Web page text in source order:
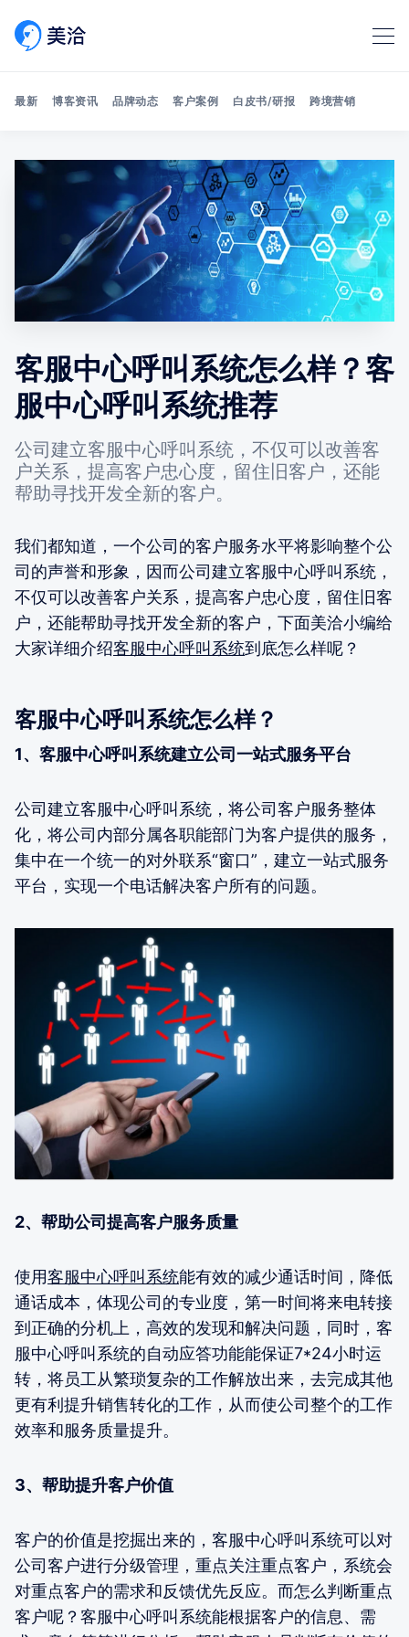
Search 美洽博客
最新 博客资讯 品牌动态 客户案例 白皮书/研报 跨境营销
客服中心呼叫系统怎么样？客
服中心呼叫系统推荐
公司建立客服中心呼叫系统，不仅可以改善客
户关系，提高客户忠心度，留住旧客户，还能
帮助寻找开发全新的客户。
我们都知道，一个公司的客户服务水平将影响整个公
司的声誉和形象，因而公司建立客服中心呼叫系统，
不仅可以改善客户关系，提高客户忠心度，留住旧客
户，还能帮助寻找开发全新的客户，下面美洽小编给
大家详细介绍客服中心呼叫系统到底怎么样呢？
客服中心呼叫系统怎么样？
1、客服中心呼叫系统建立公司一站式服务平台
公司建立客服中心呼叫系统，将公司客户服务整体
化，将公司内部分属各职能部门为客户提供的服务，
集中在一个统一的对外联系“窗口”，建立一站式服务
平台，实现一个电话解决客户所有的问题。
2、帮助公司提高客户服务质量
使用客服中心呼叫系统能有效的减少通话时间，降低
通话成本，体现公司的专业度，第一时间将来电转接
到正确的分机上，高效的发现和解决问题，同时，客
服中心呼叫系统的自动应答功能能保证7*24小时运
转，将员工从繁琐复杂的工作解放出来，去完成其他
更有利提升销售转化的工作，从而使公司整个的工作
效率和服务质量提升。
3、帮助提升客户价值
客户的价值是挖掘出来的，客服中心呼叫系统可以对
公司客户进行分级管理，重点关注重点客户，系统会
对重点客户的需求和反馈优先反应。而怎么判断重点
客户呢？客服中心呼叫系统能根据客户的信息、需